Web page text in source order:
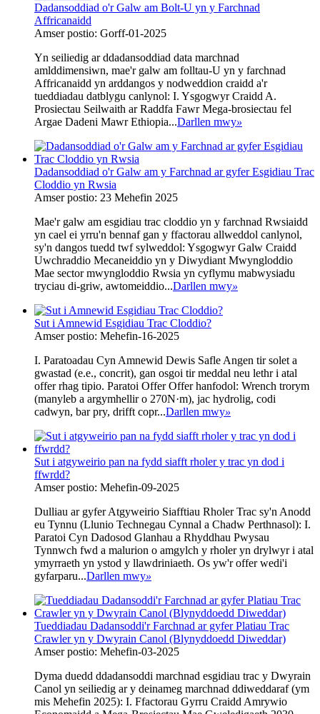
Dadansoddiad o'r Galw am Bolt-U yn y Farchnad
Affricanaidd
Amser postio: Gorff-01-2025
Yn seiliedig ar ddadansoddiad data marchnad
amlddimensiwn, mae'r galw am folltau-U yn y farchnad
Affricanaidd yn arddangos y nodweddion craidd a'r
tueddiadau datblygu canlynol: I. Ysgogwyr Craidd‌ A.
Prosiectau Seilwaith ar Raddfa Fawr‌ Mega-brosiectau fel
Argae Dadeni Mawr Ethiopia...Darllen mwy»
Dadansoddiad o'r Galw am y Farchnad ar gyfer Esgidiau Trac
Cloddio yn Rwsia
Amser postio: 23 Mehefin 2025
Mae'r galw am esgidiau trac cloddio yn y farchnad Rwsiaidd
yn cael ei yrru'n bennaf gan y ffactorau allweddol canlynol,
sy'n dangos tuedd twf sylweddol: Ysgogwyr Galw Craidd
Uwchraddio Mecaneiddio yn y Diwydiant Mwyngloddio
Mae sector mwyngloddio Rwsia yn cyflymu mabwysiadu
tryciau di-griw, awtomeiddio...Darllen mwy»
Sut i Amnewid Esgidiau Trac Cloddio?
Amser postio: Mehefin-16-2025
I. Paratoadau Cyn Amnewid‌ Dewis Safle‌ Angen tir solet a
gwastad (e.e., concrit), gan osgoi tir meddal neu lethr i atal
offer rhag tipio. Paratoi Offer‌ Offer hanfodol: Wrench trorym
(manyleb a argymhellir o 270N·m), jac hydrolig, codi
cadwyn, bar pry, drifft copr...Darllen mwy»
Sut i atgyweirio pan na fydd siafft rholer y trac yn dod i
ffwrdd?
Amser postio: Mehefin-09-2025
Dulliau ar gyfer Atgyweirio Siafftiau Rholer Trac sy'n Anodd
eu Tynnu (Llunio Technegau Cynnal a Chadw Perthnasol):‌ I.
Paratoi Cyn Dadosod‌ Glanhau a Rhyddhau Pwysau‌
Tynnwch fwd a malurion o amgylch y rholer yn drylwyr i atal
ymyrraeth yn ystod y llawdriniaeth. Os yw'r offer wedi'i
gyfarparu...Darllen mwy»
Tueddiadau Dadansoddi'r Farchnad ar gyfer Platiau Trac
Crawler yn y Dwyrain Canol (Blynyddoedd Diweddar)
Amser postio: Mehefin-03-2025
Dyma duedd ddadansoddi marchnad esgidiau trac y Dwyrain
Canol yn seiliedig ar y deinameg marchnad ddiweddaraf (ym
mis Mehefin 2025): ‌I. Ffactorau Gyrru Craidd‌ Amrywio